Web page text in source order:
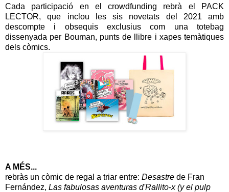
Cada participació en el crowdfunding rebrà el PACK
LECTOR, que inclou les sis novetats del 2021 amb
descompte i obsequis exclusius com una totebag
dissenyada per Bouman, punts de llibre i xapes temàtiques
dels còmics.
A MÉS...
rebràs un còmic de regal a triar entre: Desastre de Fran
Fernández, Las fabulosas aventuras d'Rallito-x (y el pulp